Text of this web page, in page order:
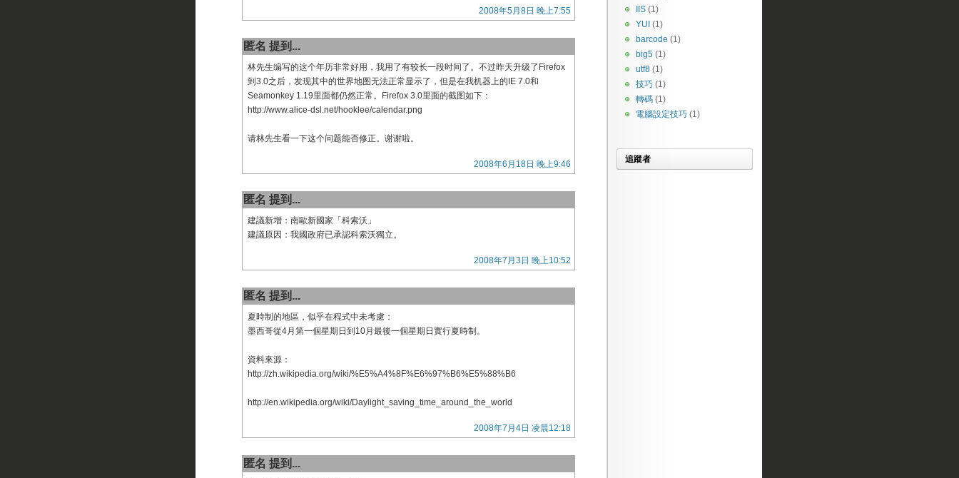
2008年5月8日 晚上7:55
匿名 提到...
林先生编写的这个年历非常好用，我用了有较长一段时间了。不过昨天升级了Firefox
到3.0之后，发现其中的世界地图无法正常显示了，但是在我机器上的IE 7.0和
Seamonkey 1.19里面都仍然正常。Firefox 3.0里面的截图如下：
http://www.alice-dsl.net/hooklee/calendar.png
请林先生看一下这个问题能否修正。谢谢啦。
2008年6月18日 晚上9:46
匿名 提到...
建議新增：南歐新國家「科索沃」
建議原因：我國政府已承認科索沃獨立。
2008年7月3日 晚上10:52
匿名 提到...
夏時制的地區，似乎在程式中未考慮：
墨西哥從4月第一個星期日到10月最後一個星期日實行夏時制。
資料來源：
http://zh.wikipedia.org/wiki/%E5%A4%8F%E6%97%B6%E5%88%B6
http://en.wikipedia.org/wiki/Daylight_saving_time_around_the_world
2008年7月4日 凌晨12:18
匿名 提到...
IIS (1)
YUI (1)
barcode (1)
big5 (1)
utf8 (1)
技巧 (1)
轉碼 (1)
電腦設定技巧 (1)
追蹤者